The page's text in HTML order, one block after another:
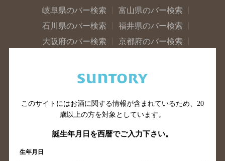
岐阜県のバー検索
富山県のバー検索
石川県のバー検索
福井県のバー検索
大阪府のバー検索
京都府のバー検索
滋賀県のバー検索
和歌山県のバー検索
山口県のバー検索
鳥取県のバー検索
島根県のバー検索
徳島県のバー検索
香川県のバー検索
愛媛県のバー検索
高知県のバー検索
このサイトにはお酒に関する情報が含まれているため、 20
歳以上の方を対象としています。
誕生年月日を西暦でご入力下さい。
生年月日